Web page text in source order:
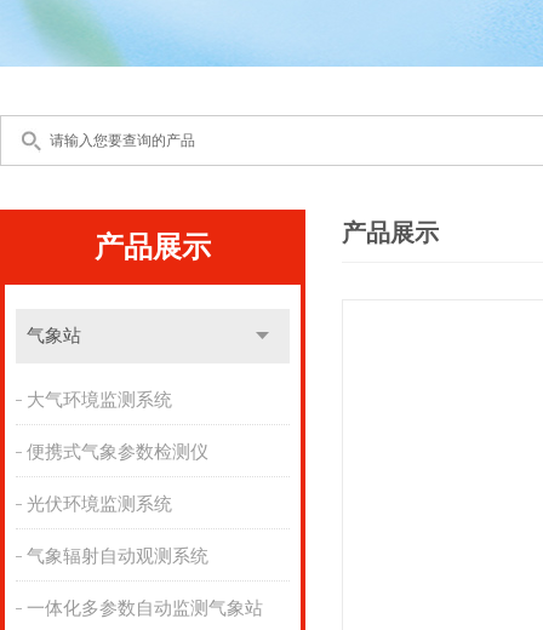
产品展示
气象站
大气环境监测系统
便携式气象参数检测仪
光伏环境监测系统
气象辐射自动观测系统
一体化多参数自动监测气象站
产品展示